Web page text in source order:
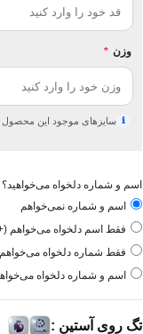
وزن *
ℹ سایزهای موجود این
اسم و شماره دلخواه می‌خواهید؟
اسم و شماره نمی‌خواهم
فقط اسم دلخواه می‌خواهم (+125,000
فقط شماره دلخواه می‌خواهم (+125,000
اسم و شماره دلخواه می‌خواهم (+250,000
تگ روی آستین :